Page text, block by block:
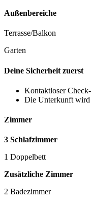
Außenbereiche
Terrasse/Balkon
Garten
Deine Sicherheit zuerst
Kontaktloser
Die Unterkunft wird
Zimmer
3 Schlafzimmer
1 Doppelbett
Zusätzliche Zimmer
2 Badezimmer